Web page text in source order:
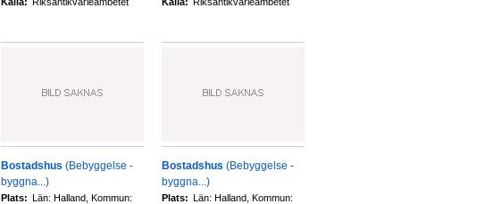
Bostadshus (Bebyggelse -
byggna...)
Plats: Län: Halland, Kommun:
Bostadshus (Bebyggelse -
byggna...)
Plats: Län: Halland, Kommun: